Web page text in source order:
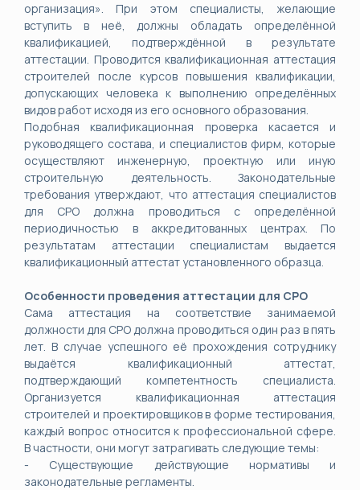
организация». При этом специалисты, желающие
вступить в неё, должны обладать определённой
квалификацией, подтверждённой в результате
аттестации. Проводится квалификационная аттестация
строителей после курсов повышения квалификации,
допускающих человека к выполнению определённых
видов работ исходя из его основного образования.
Подобная квалификационная проверка касается и
руководящего состава, и специалистов фирм, которые
осуществляют инженерную, проектную или иную
строительную деятельность. Законодательные
требования утверждают, что аттестация специалистов
для СРО должна проводиться с определённой
периодичностью в аккредитованных центрах. По
результатам аттестации специалистам выдается
квалификационный аттестат установленного образца.
Особенности проведения аттестации для СРО
Сама аттестация на соответствие занимаемой
должности для СРО должна проводиться один раз в пять
лет. В случае успешного её прохождения сотруднику
выдаётся квалификационный аттестат,
подтверждающий компетентность специалиста.
Организуется квалификационная аттестация
строителей и проектировщиков в форме тестирования,
каждый вопрос относится к профессиональной сфере.
В частности, они могут затрагивать следующие темы:
- Существующие действующие нормативы и
законодательные регламенты.